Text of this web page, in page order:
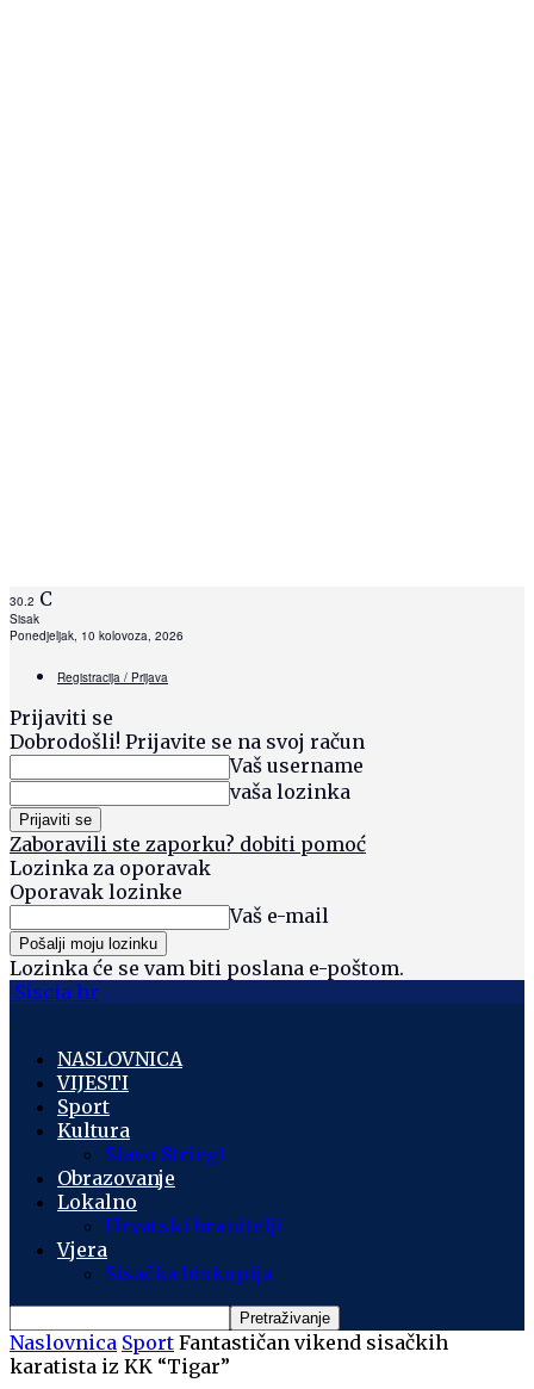
30.2 C
Sisak
Ponedjeljak, 10 kolovoza, 2026
Registracija / Prijava
Prijaviti se
Dobrodošli! Prijavite se na svoj račun
Vaš username
vaša lozinka
Zaboravili ste zaporku? dobiti pomoć
Lozinka za oporavak
Oporavak lozinke
Vaš e-mail
Lozinka će se vam biti poslana e-poštom.
Siscia hr
NASLOVNICA
VIJESTI
Sport
Kultura
Slavo Striegl
Obrazovanje
Lokalno
Hrvatski branitelji
Vjera
Sisačka biskupija
Naslovnica Sport Fantastičan vikend sisačkih
karatista iz KK “Tigar”